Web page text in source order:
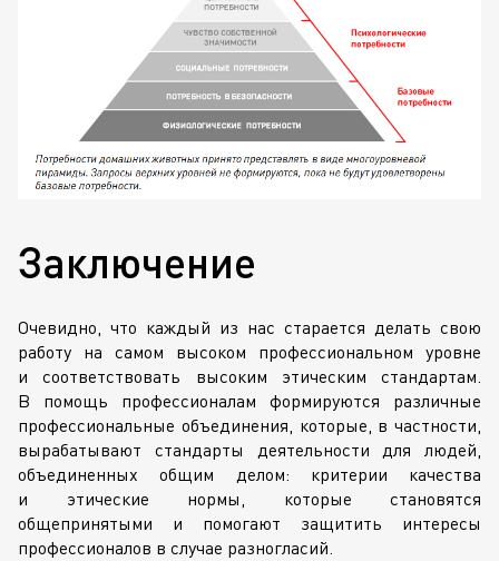
Заключение
Очевидно, что каждый из нас старается делать свою
работу на самом высоком профессиональном уровне
и соответствовать высоким этическим стандартам.
В помощь профессионалам формируются различные
профессиональные объединения, которые, в частности,
вырабатывают стандарты деятельности для людей,
объединенных общим делом: критерии качества
и этические нормы, которые становятся
общепринятыми и помогают защитить интересы
профессионалов в случае разногласий.